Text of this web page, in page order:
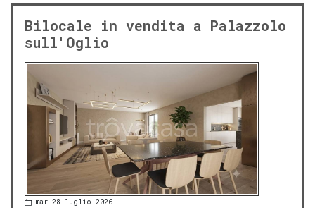
Bilocale in vendita a Palazzolo
sull'Oglio
mar 28 luglio 2026